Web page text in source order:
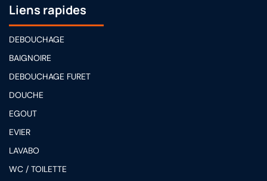
Liens rapides
DEBOUCHAGE
BAIGNOIRE
DEBOUCHAGE FURET
DOUCHE
EGOUT
EVIER
LAVABO
WC / TOILETTE